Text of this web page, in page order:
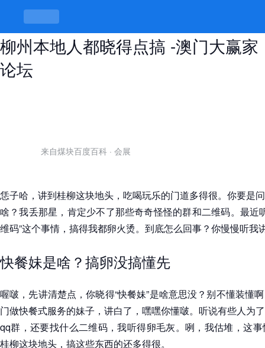
加qq群快餐妹二维码在哪找，桂林
柳州本地人都晓得点搞 -澳门大赢家
论坛
来自煤块百度百科 · 会展
恁子哈，讲到桂柳这块地头，吃喝玩乐的门道多得很。你要是
啥？我丢那星，肯定少不了那些奇奇怪怪的群和二维码。最近
维码”这个事情，搞得我都卵火烫。到底怎么回事？你慢慢听我
快餐妹是啥？搞卵没搞懂先
喔啵，先讲清楚点，你晓得“快餐妹”是啥意思没？别不懂装懂
门做快餐式服务的妹子，讲白了，嘿嘿你懂啵。听说有些人为
qq群，还要找什么二维码，我听得卵毛灰。咧，我估堆，这
桂柳这块地头，搞这些东西的还多得很。